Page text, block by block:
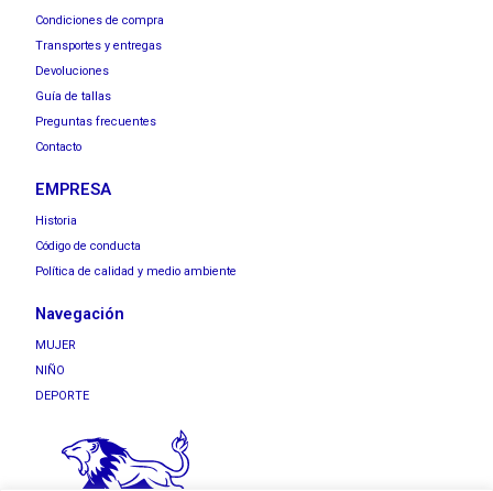
Condiciones de compra
Transportes y entregas
Devoluciones
Guía de tallas
Preguntas frecuentes
Contacto
EMPRESA
Historia
Código de conducta
Política de calidad y medio ambiente
Navegación
MUJER
NIÑO
DEPORTE